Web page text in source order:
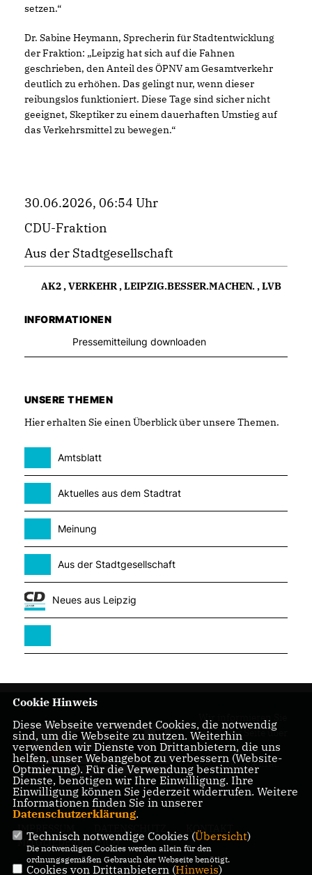
setzen.“
Dr. Sabine Heymann, Sprecherin für Stadtentwicklung
der Fraktion: „Leipzig hat sich auf die Fahnen
geschrieben, den Anteil des ÖPNV am Gesamtverkehr
deutlich zu erhöhen. Das gelingt nur, wenn dieser
reibungslos funktioniert. Diese Tage sind sicher nicht
geeignet, Skeptiker zu einem dauerhaften Umstieg auf
das Verkehrsmittel zu bewegen.“
30.06.2026, 06:54 Uhr
CDU-Fraktion
Aus der Stadtgesellschaft
AK2,VERKEHR,LEIPZIG.BESSER.MACHEN. ,LVB
INFORMATIONEN
Pressemitteilung downloaden
UNSERE THEMEN
Hier erhalten Sie einen Überblick über unsere Themen.
Amtsblatt
Aktuelles aus dem Stadtrat
Meinung
Aus der Stadtgesellschaft
Neues aus Leipzig
Wir informieren Sie
auf dieser Seite über
unsere Arbeit im
Leipziger Stadtrat.
IMPRESSUM
KONTAKT
MITGLIEDERBEREICH
Cookie Hinweis
Diese Webseite verwendet Cookies, die notwendig
sind, um die Webseite zu nutzen. Weiterhin
verwenden wir Dienste von Drittanbietern, die uns
helfen, unser Webangebot zu verbessern (Website-
Optmierung). Für die Verwendung bestimmter
Dienste, benötigen wir Ihre Einwilligung. Ihre
Einwilligung können Sie jederzeit widerrufen. Weitere
Informationen finden Sie in unserer
Datenschutzerklärung.
Technisch notwendige Cookies (Übersicht)
Die notwendigen Cookies werden allein für den
ordnungsgemäßen Gebrauch der Webseite benötigt.
Cookies von Drittanbietern (Hinweis)